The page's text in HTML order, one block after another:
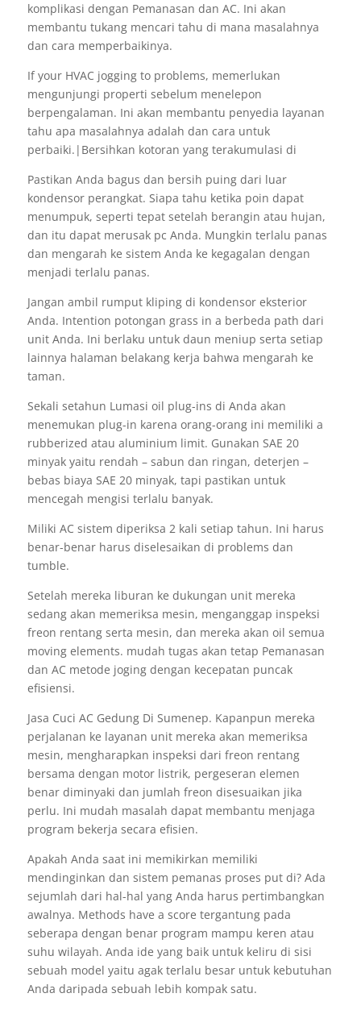
komplikasi dengan Pemanasan dan AC. Ini akan
membantu tukang mencari tahu di mana masalahnya
dan cara memperbaikinya.
If your HVAC jogging to problems, memerlukan
mengunjungi properti sebelum menelepon
berpengalaman. Ini akan membantu penyedia layanan
tahu apa masalahnya adalah dan cara untuk
perbaiki.|Bersihkan kotoran yang terakumulasi di
Pastikan Anda bagus dan bersih puing dari luar
kondensor perangkat. Siapa tahu ketika poin dapat
menumpuk, seperti tepat setelah berangin atau hujan,
dan itu dapat merusak pc Anda. Mungkin terlalu panas
dan mengarah ke sistem Anda ke kegagalan dengan
menjadi terlalu panas.
Jangan ambil rumput kliping di kondensor eksterior
Anda. Intention potongan grass in a berbeda path dari
unit Anda. Ini berlaku untuk daun meniup serta setiap
lainnya halaman belakang kerja bahwa mengarah ke
taman.
Sekali setahun Lumasi oil plug-ins di Anda akan
menemukan plug-in karena orang-orang ini memiliki a
rubberized atau aluminium limit. Gunakan SAE 20
minyak yaitu rendah – sabun dan ringan, deterjen –
bebas biaya SAE 20 minyak, tapi pastikan untuk
mencegah mengisi terlalu banyak.
Miliki AC sistem diperiksa 2 kali setiap tahun. Ini harus
benar-benar harus diselesaikan di problems dan
tumble.
Setelah mereka liburan ke dukungan unit mereka
sedang akan memeriksa mesin, menganggap inspeksi
freon rentang serta mesin, dan mereka akan oil semua
moving elements. mudah tugas akan tetap Pemanasan
dan AC metode joging dengan kecepatan puncak
efisiensi.
Jasa Cuci AC Gedung Di Sumenep. Kapanpun mereka
perjalanan ke layanan unit mereka akan memeriksa
mesin, mengharapkan inspeksi dari freon rentang
bersama dengan motor listrik, pergeseran elemen
benar diminyaki dan jumlah freon disesuaikan jika
perlu. Ini mudah masalah dapat membantu menjaga
program bekerja secara efisien.
Apakah Anda saat ini memikirkan memiliki
mendinginkan dan sistem pemanas proses put di? Ada
sejumlah dari hal-hal yang Anda harus pertimbangkan
awalnya. Methods have a score tergantung pada
seberapa dengan benar program mampu keren atau
suhu wilayah. Anda ide yang baik untuk keliru di sisi
sebuah model yaitu agak terlalu besar untuk kebutuhan
Anda daripada sebuah lebih kompak satu.